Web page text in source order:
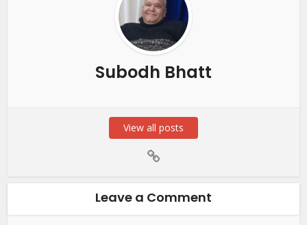
Subodh Bhatt
View all posts
Leave a Comment